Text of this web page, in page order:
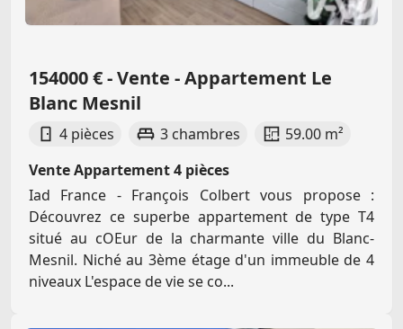
154000 € - Vente - Appartement Le
Blanc Mesnil
4 pièces 3 chambres
59.00 m²
Vente Appartement 4 pièces
Iad France - François Colbert vous propose :
Découvrez ce superbe appartement de type T4
situé au cOEur de la charmante ville du Blanc-
Mesnil. Niché au 3ème étage d'un immeuble de 4
niveaux L'espace de vie se co...